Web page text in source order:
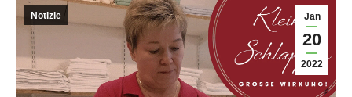
Jan
20
2022
Notizie